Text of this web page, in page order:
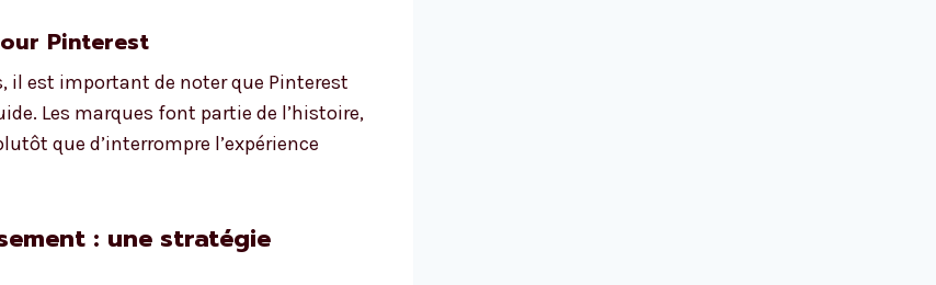
Pinterest
il est important de noter que Pinterest
Les marques font partie de l’histoire,
que d’interrompre l’expérience
: une stratégie